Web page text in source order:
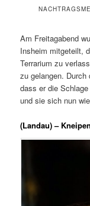
Am Freitagabend
Insheim mitgeteilt,
Terrarium zu
zu gelangen. Durch
dass er die
und sie sich nun
(Landau) –